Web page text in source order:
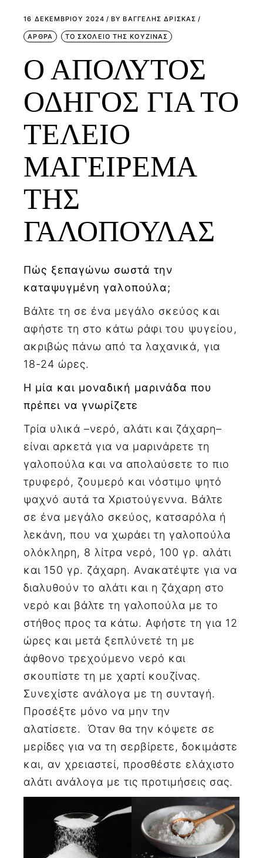
16 ΔΕΚΕΜΒΡΊΟΥ 2024 BY ΒΑΓΓΕΛΗΣ ΔΡΙΣΚΑΣ
ΑΡΘΡΑ ΤΟ ΣΧΟΛΕΙΟ ΤΗΣ ΚΟΥΖΙΝΑΣ
Ο ΑΠΟΛΥΤΟΣ
ΟΔΗΓΟΣ ΓΙΑ ΤΟ
ΤΕΛΕΙΟ
ΜΑΓΕΙΡΕΜΑ
ΤΗΣ
ΓΑΛΟΠΟΥΛΑΣ
Πώς ξεπαγώνω σωστά την
καταψυγμένη γαλοπούλα;
Βάλτε τη σε ένα μεγάλο σκεύος και
αφήστε τη στο κάτω ράφι του ψυγείου,
ακριβώς πάνω από τα λαχανικά, για
18-24 ώρες.
Η μία και μοναδική μαρινάδα που
πρέπει να γνωρίζετε
Τρία υλικά –νερό, αλάτι και ζάχαρη–
είναι αρκετά για να μαρινάρετε τη
γαλοπούλα και να απολαύσετε το πιο
τρυφερό, ζουμερό και νόστιμο ψητό
ψαχνό αυτά τα Χριστούγεννα. Βάλτε
σε ένα μεγάλο σκεύος, κατσαρόλα ή
λεκάνη, που να χωράει τη γαλοπούλα
ολόκληρη, 8 λίτρα νερό, 100 γρ. αλάτι
και 150 γρ. ζάχαρη. Ανακατέψτε για να
διαλυθούν το αλάτι και η ζάχαρη στο
νερό και βάλτε τη γαλοπούλα με το
στήθος προς τα κάτω. Αφήστε τη για 12
ώρες και μετά ξεπλύνετέ τη με
άφθονο τρεχούμενο νερό και
σκουπίστε τη με χαρτί κουζίνας.
Συνεχίστε ανάλογα με τη συνταγή.
Προσέξτε μόνο να μην την
αλατίσετε. Όταν θα την κόψετε σε
μερίδες για να τη σερβίρετε, δοκιμάστε
και, αν χρειαστεί, προσθέστε ελάχιστο
αλάτι ανάλογα με τις προτιμήσεις σας.